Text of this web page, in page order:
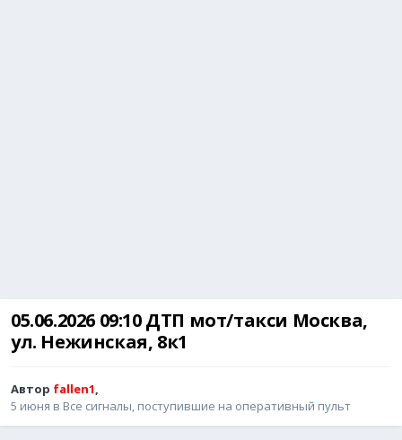
05.06.2026 09:10 ДТП мот/такси Москва,
ул. Нежинская, 8к1
Автор fallen1,
5 июня в Все сигналы, поступившие на оперативный пульт